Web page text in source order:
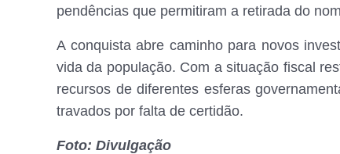
pendências que permitiram a retirada do
A conquista abre caminho para novos
vida da população. Com a situação fiscal
recursos de diferentes esferas
travados por falta de certidão.
Foto: Divulgação